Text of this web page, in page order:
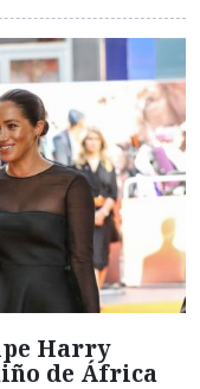
Harry
de África